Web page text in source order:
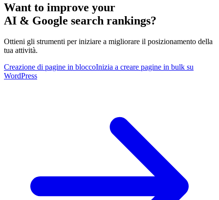
Want to improve your
AI & Google search rankings?
Ottieni gli strumenti per iniziare a migliorare il posizionamento della
tua attività.
Creazione di pagine in bloccoInizia a creare pagine in bulk su
WordPress